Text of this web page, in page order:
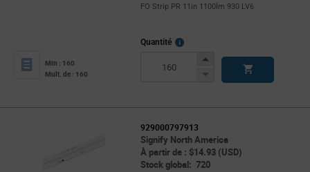
FO Strip PR 11in 1100lm 930 LV6
Min : 160
Mult. de : 160
Quantité
More
Increase
Decrease
929000797913
Signify North America
À partir de : $14.93 (USD)
Stock global: 720